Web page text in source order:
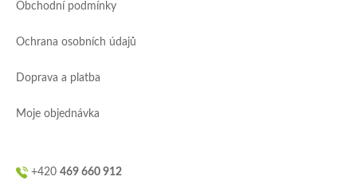
Obchodní podmínky
Ochrana osobních údajů
Doprava a platba
Moje objednávka
+420 469 660 912